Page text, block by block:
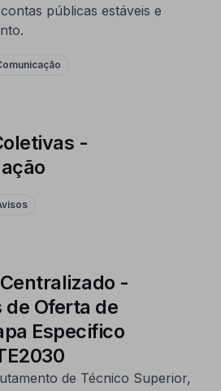
públicas estáveis e
-
-
de Oferta de
Especifico
de Técnico Superior,